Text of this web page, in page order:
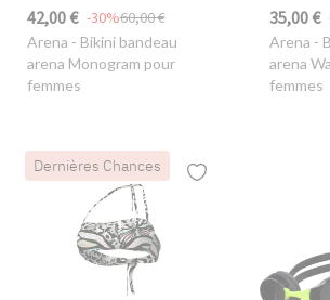
42,00 € 60,00 €
-30%
Arena - Bikini bandeau
arena Monogram pour
femmes
35,00 €
Arena -
arena
femmes
Dernières Chances